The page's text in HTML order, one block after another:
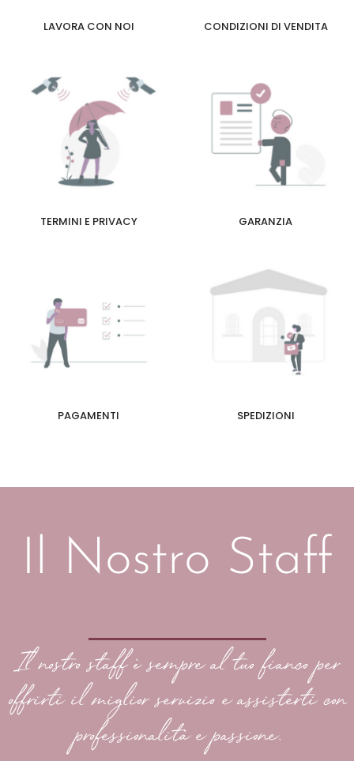
LAVORA CON NOI CONDIZIONI DI VENDITA
TERMINI E PRIVACY GARANZIA
PAGAMENTI SPEDIZIONI
Il Nostro Staff
Il nostro staff è sempre al tuo fianco per
offrirti il miglior servizio e assisterti con
professionalità e passione.